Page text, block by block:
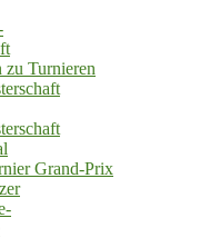
zu Turnieren
Grand‑Prix